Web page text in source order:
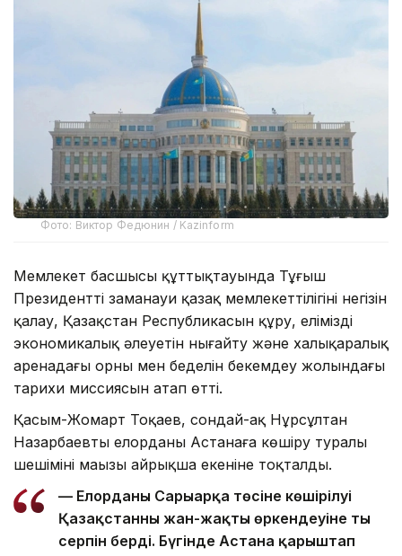
Фото: Виктор Федюнин / Kazinform
Мемлекет басшысы құттықтауында Тұңғыш
Президенттің заманауи қазақ мемлекеттілігінің негізін
қалау, Қазақстан Республикасын құру, еліміздің
экономикалық әлеуетін нығайту және халықаралық
аренадағы орны мен беделін бекемдеу жолындағы
тарихи миссиясын атап өтті.
Қасым-Жомарт Тоқаев, сондай-ақ Нұрсұлтан
Назарбаевтың елорданы Астанаға көшіру туралы
шешімінің маңызы айрықша екеніне тоқталды.
— Елорданың Сарыарқа төсіне көшірілуі
Қазақстанның жан-жақты өркендеуіне тың
серпін берді. Бүгінде Астана қарыштап